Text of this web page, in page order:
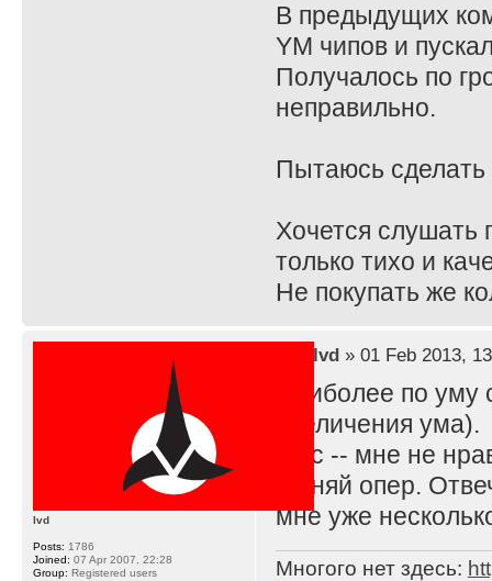
В предыдущих
YM чипов и
Получалось по
неправильно.
Пытаюсь сделать
Хочется слушать
только тихо и
Не покупать же
lvd» 01 Feb 2013,
Наиболее по уму
увеличения ума).
В тс -- мне не
Меняй опер.
мне уже
Многого нет здесь:
lvd
Posts: 1786
Joined: 07 Apr 2007, 22:28
Group: Registered users